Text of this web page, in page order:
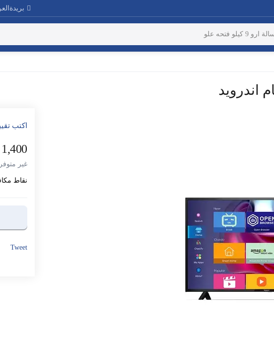
بريدة
اكتب
1,400
غير
نقاط
Tweet